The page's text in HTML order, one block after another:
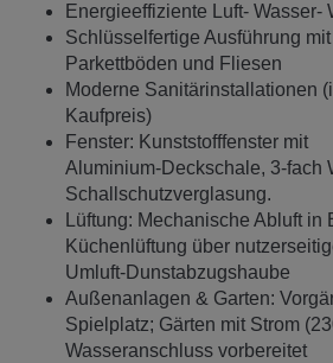
Energieeffiziente Luft- Wasser-
Schlüsselfertige Ausführung
Parkettböden und Fliesen
Moderne Sanitärinstallationen
Kaufpreis)
Fenster: Kunststofffenster mit
Aluminium‑Deckschale, 3‑fach
Schallschutzverglasung.
Lüftung: Mechanische Abluft in
Küchenlüftung über
Umluft‑Dunstabzugshaube
Außenanlagen & Garten:
Spielplatz; Gärten mit Strom
Wasseranschluss vorbereitet